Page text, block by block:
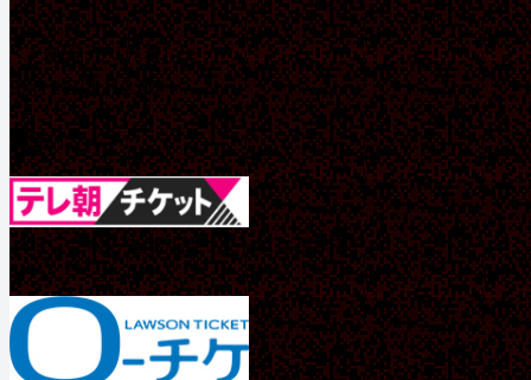
＜一般発売（先着）＞
9月12日(土)12:00～
■受付サイト
（※ここから先は外部サイトになります）